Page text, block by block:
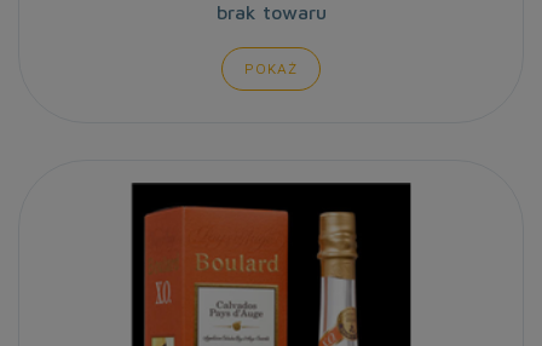
brak towaru
POKAŻ